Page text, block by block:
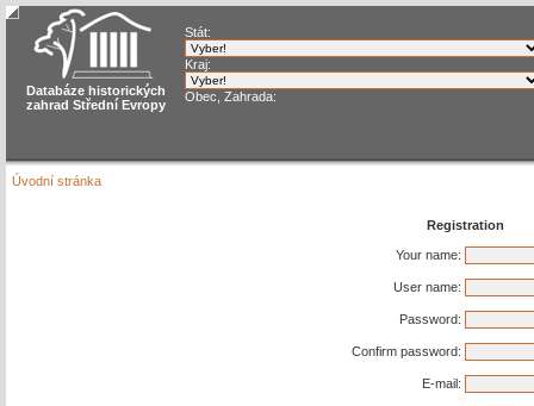
Databáze historických
zahrad Střední Evropy
Stát:
Kraj:
Obec, Zahrada:
Úvodní stránka
Registration
Your name:
User name:
Password:
Confirm password:
E-mail: